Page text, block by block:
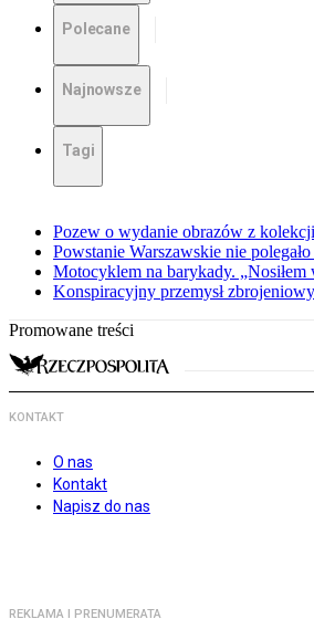
Polecane
Najnowsze
Tagi
Pozew o wydanie obrazów z
Powstanie Warszawskie nie
Motocyklem na barykady.
Konspiracyjny przemysł
Promowane treści
KONTAKT
O nas
Kontakt
Napisz do nas
REKLAMA I PRENUMERATA